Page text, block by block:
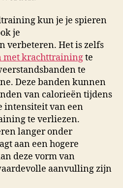
kun je je spieren
je
verbeteren. Het is zelfs
met krachttrainingte
te
Deze banden kunnen
van calorieën tijdens
intensiteit van een
te verliezen.
langer onder
aan een hogere
deze vorm van
aanvulling zijn